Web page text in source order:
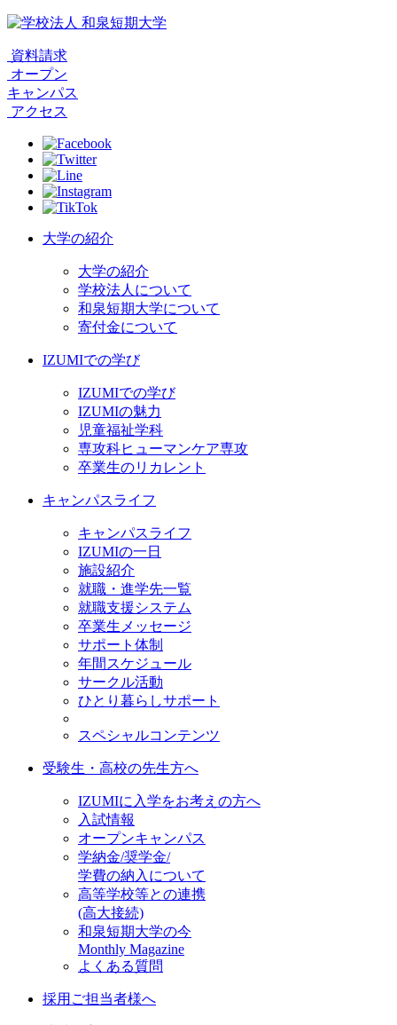
資料請求
オープン
キャンパス
アクセス
大学の紹介
大学の紹介
学校法人について
和泉短期大学について
寄付金について
IZUMIでの学び
IZUMIでの学び
IZUMIの魅力
児童福祉学科
専攻科ヒューマンケア専攻
卒業生のリカレント
キャンパスライフ
キャンパスライフ
IZUMIの一日
施設紹介
就職・進学先一覧
就職支援システム
卒業生メッセージ
サポート体制
年間スケジュール
サークル活動
ひとり暮らしサポート
スペシャルコンテンツ
受験生・高校の先生方へ
IZUMIに入学をお考えの方へ
入試情報
オープンキャンパス
学納金/奨学金/
学費の納入について
高等学校等との連携
(高大接続)
和泉短期大学の今
Monthly Magazine
よくある質問
採用ご担当者様へ